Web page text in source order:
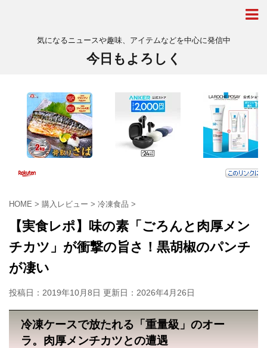
気になるニュースや趣味、アイテムなどを中心に発信中
今日もよろしく
HOME > 購入レビュー > 冷凍食品 >
【実食レポ】味の素「ごろんと肉厚メン
チカツ」が衝撃の旨さ！黒胡椒のパンチ
が凄い
投稿日：2019年10月8日 更新日： 2026年4月26日
冷凍ケースで放たれる「重量級」のオー
ラ。肉厚メンチカツとの遭遇